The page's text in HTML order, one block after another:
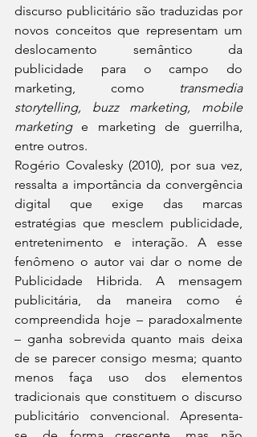
discurso publicitário são traduzidas por
novos conceitos que representam um
deslocamento semântico da
publicidade para o campo do
marketing, como
transmedia
storytelling, buzz marketing, mobile
marketing e marketing de guerrilha,
entre outros.
Rogério Covalesky (2010), por sua vez,
ressalta a importância da convergência
digital que exige das marcas
estratégias que mesclem publicidade,
entretenimento e interação. A esse
fenômeno o autor vai dar o nome de
Publicidade Hibrida. A mensagem
publicitária, da maneira como é
compreendida hoje – paradoxalmente
– ganha sobrevida quanto mais deixa
de se parecer consigo mesma; quanto
menos faça uso dos elementos
tradicionais que constituem o discurso
publicitário convencional. Apresenta-